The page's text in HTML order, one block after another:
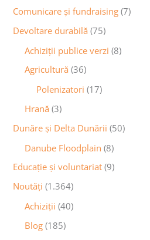
Comunicare și fundraising (7)
Devoltare durabilă (75)
Achiziții publice verzi (8)
Agricultură (36)
Polenizatori (17)
Hrană (3)
Dunăre și Delta Dunării (50)
Danube Floodplain (8)
Educaţie și voluntariat (9)
Noutăţi (1.364)
Achiziţii (40)
Blog (185)